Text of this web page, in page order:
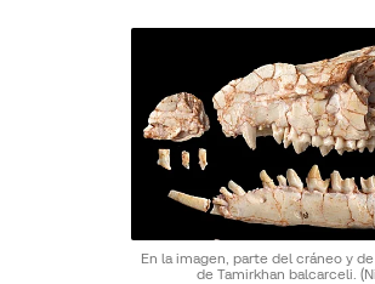
En la imagen, parte del cráneo y
de Tamirkhan balcarceli.